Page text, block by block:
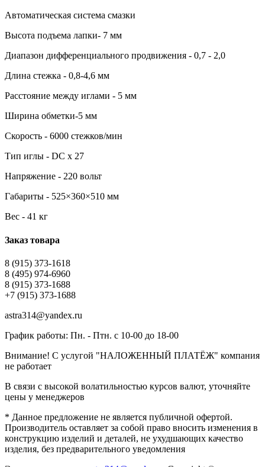
Автоматическая система смазки
Высота подъема лапки- 7 мм
Диапазон дифференциального продвижения - 0,7 - 2,0
Длина стежка - 0,8-4,6 мм
Расстояние между иглами - 5 мм
Ширина обметки-5 мм
Скорость - 6000 стежков/мин
Тип иглы - DC x 27
Напряжение - 220 вольт
Габариты - 525×360×510 мм
Вес - 41 кг
Заказ товара
8 (915) 373-1618
8 (495) 974-6960
8 (915) 373-1688
+7 (915) 373-1688
astra314@yandex.ru
График работы: Пн. - Птн. с 10-00 до 18-00
Внимание! С услугой "НАЛОЖЕННЫЙ ПЛАТЁЖ" компания
не работает
В связи с высокой волатильностью курсов валют, уточняйте
цены у менеджеров
* Данное предложение не является публичной офертой.
Производитель оставляет за собой право вносить изменения в
конструкцию изделий и деталей, не ухудшающих качество
изделия, без предварительного уведомления